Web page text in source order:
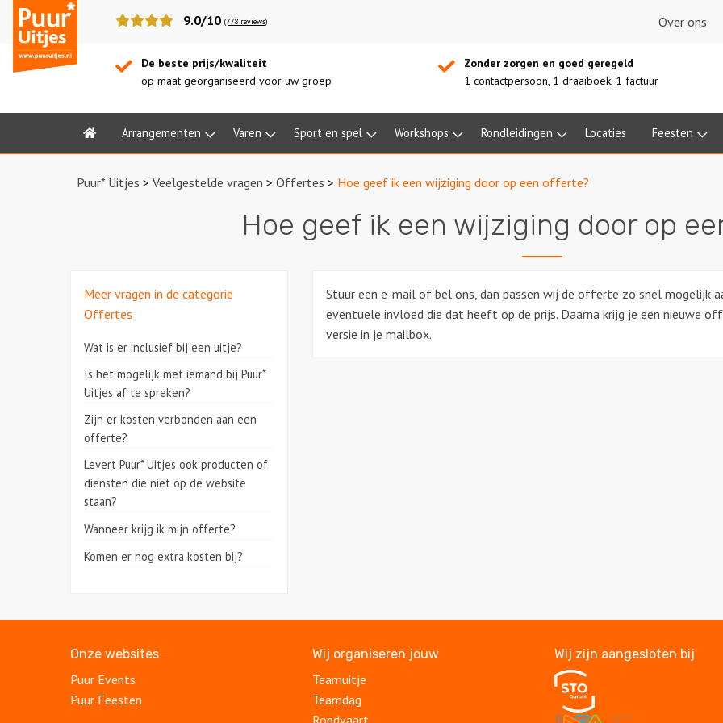
Puur*
Uitjes
9.0/10 (778 reviews) Over ons
De beste prijs/kwaliteit
op maat georganiseerd voor uw groep
Zonder zorgen en goed geregeld
1 contactpersoon, 1 draaiboek, 1 factuur
Home Arrangementen Varen Sport en spel Workshops Rondleidingen Locaties Feesten
Puur* Uitjes > Veelgestelde vragen > Offertes > Hoe geef ik een wijziging door op een offerte?
Hoe geef ik een wijziging door op
Meer vragen in de categorie
Offertes
Wat is er inclusief bij een uitje?
Is het mogelijk met iemand bij Puur*
Uitjes af te spreken?
Zijn er kosten verbonden aan een
offerte?
Levert Puur* Uitjes ook producten of
diensten die niet op de website
staan?
Wanneer krijg ik mijn offerte?
Komen er nog extra kosten bij?
Stuur een e-mail of bel ons, dan passen wij de offerte zo snel mogelijk
eventuele invloed die dat heeft op de prijs. Daarna krijg je een nieuwe
versie in je mailbox.
Onze websites
Puur Events
Puur Feesten
Wij organiseren jouw
Teamuitje
Teamdag
Rondvaart
Wij zijn aangesloten bij